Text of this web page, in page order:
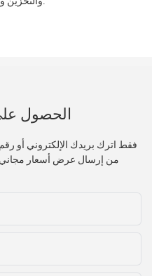
الحصول
فقط اترك بريدك الإلكتروني أو
من إرسال عرض أسعار